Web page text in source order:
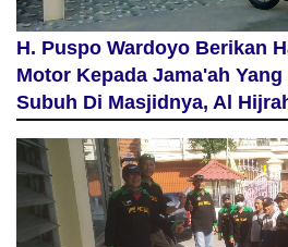
H. Puspo Wardoyo Berikan
Motor Kepada Jama'ah
Subuh Di Masjidnya, Al